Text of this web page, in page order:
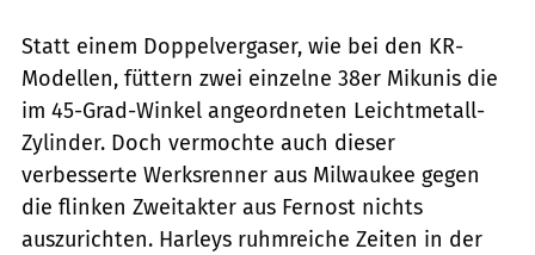
Statt einem Doppelvergaser, wie bei den KR-
Modellen, füttern zwei einzelne 38er Mikunis die
im 45-Grad-Winkel angeordneten Leichtmetall-
Zylinder. Doch vermochte auch dieser
verbesserte Werksrenner aus Milwaukee gegen
die flinken Zweitakter aus Fernost nichts
auszurichten. Harleys ruhmreiche Zeiten in der